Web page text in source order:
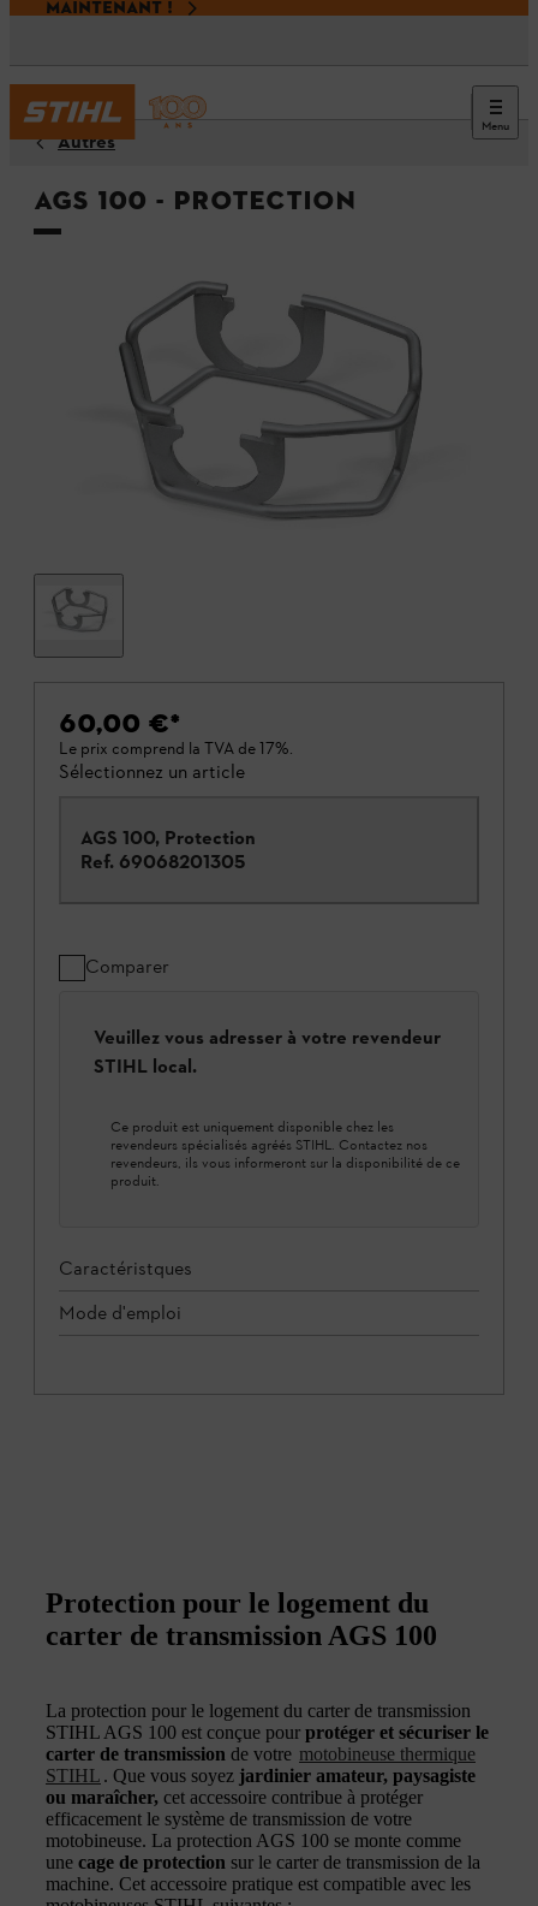
MAINTENANT !
Menu
Autres
AGS 100 - Protection
60,00 €*
Le prix comprend la TVA de 17%.
Sélectionnez un article
AGS 100, Protection
Ref. 69068201305
Comparer
Veuillez vous adresser à votre revendeur
STIHL local.
Ce produit est uniquement disponible chez les
revendeurs spécialisés agréés STIHL. Contactez nos
revendeurs, ils vous informeront sur la disponibilité de ce
produit.
Caractéristques
Mode d'emploi
Protection pour le logement du
carter de transmission AGS 100
La protection pour le logement du carter de transmission
STIHL AGS 100 est conçue pour protéger et sécuriser le
carter de transmission de votre motobineuse thermique
STIHL . Que vous soyez jardinier amateur, paysagiste
ou maraîcher, cet accessoire contribue à protéger
efficacement le système de transmission de votre
motobineuse. La protection AGS 100 se monte comme
une cage de protection sur le carter de transmission de la
machine. Cet accessoire pratique est compatible avec les